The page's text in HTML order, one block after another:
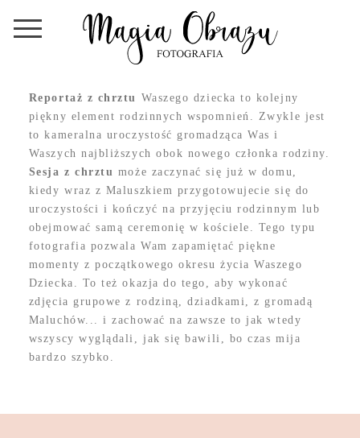
Reportaż z chrztu Waszego dziecka to kolejny
piękny element rodzinnych wspomnień. Zwykle jest
to kameralna uroczystość gromadząca Was i
Waszych najbliższych obok nowego członka rodziny.
Sesja z chrztu może zaczynać się już w domu,
kiedy wraz z Maluszkiem przygotowujecie się do
uroczystości i kończyć na przyjęciu rodzinnym lub
obejmować samą ceremonię w kościele. Tego typu
fotografia pozwala Wam zapamiętać piękne
momenty z początkowego okresu życia Waszego
Dziecka. To też okazja do tego, aby wykonać
zdjęcia grupowe z rodziną, dziadkami, z gromadą
Maluchów... i zachować na zawsze to jak wtedy
wszyscy wyglądali, jak się bawili, bo czas mija
bardzo szybko.